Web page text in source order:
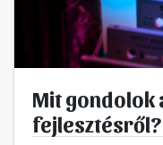
Mit gondolok
fejlesztésről?